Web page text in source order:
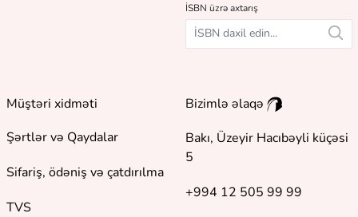
İSBN üzrə axtarış
Müştəri xidməti
Şərtlər və Qaydalar
Sifariş, ödəniş və çatdırılma
TVS
Bizimlə əlaqə
Bakı, Üzeyir Hacıbəyli küçəsi
5
+994 12 505 99 99